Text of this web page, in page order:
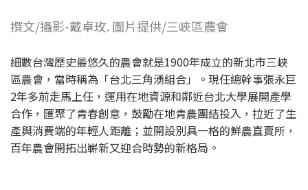
撰文/攝影-戴卓玫. 圖片提供/三峽區農會
細數台灣歷史最悠久的農會就是1900年成立的新北市三峽
區農會，當時稱為「台北三角湧組合」。現任總幹事張永巨
2年多前走馬上任，運用在地資源和鄰近台北大學展開產學
合作，匯聚了青春創意，鼓勵在地青農團結投入，拉近了生
產與消費端的年輕人距離；並開設別具一格的鮮農直賣所，
百年農會開拓出嶄新又迎合時勢的新格局。